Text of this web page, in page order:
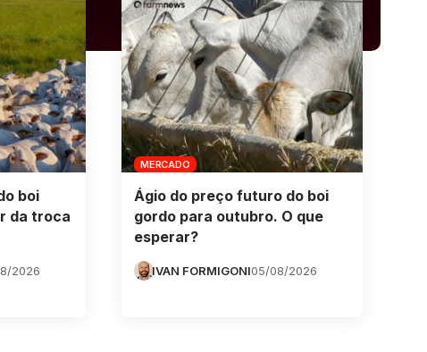
boi
da troca
2026
MERCADO
Ágio do preço futuro do boi
gordo para outubro. O que
esperar?
IVAN FORMIGONI05/08/2026